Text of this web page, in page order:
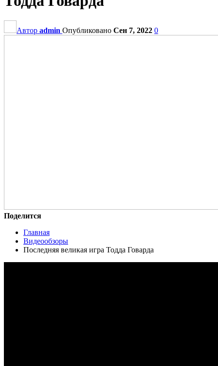
Автор admin Опубликовано Сен 7, 2022 0
Поделится
Главная
Видеообзоры
Последняя великая игра Тодда Говарда